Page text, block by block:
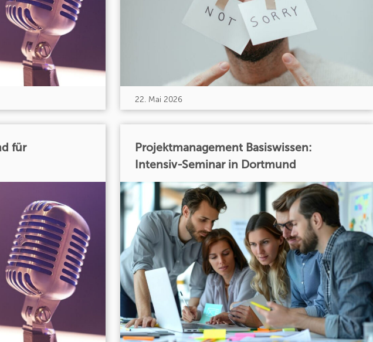
für
22. Mai 2026
Projektmanagement Basiswissen:
Intensiv-Seminar in Dortmund